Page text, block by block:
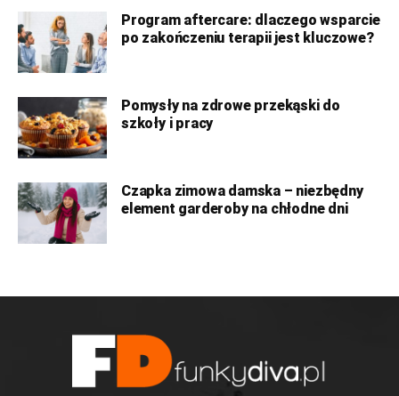
Program aftercare: dlaczego wsparcie
po zakończeniu terapii jest kluczowe?
Pomysły na zdrowe przekąski do
szkoły i pracy
Czapka zimowa damska – niezbędny
element garderoby na chłodne dni